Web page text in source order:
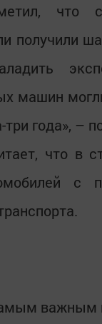
что
получили
машин
три года», –
что в
с
важным